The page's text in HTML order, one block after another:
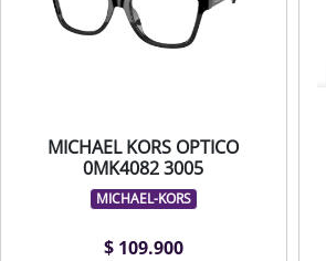
MICHAEL KORS OPTICO
0MK4082 3005
MICHAEL-KORS
$ 109.900